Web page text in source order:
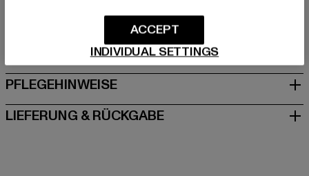
GRÖSSE & PASSFORM
PFLEGEHINWEISE
LIEFERUNG & RÜCKGABE
INDIVIDUAL SETTINGS
ACCEPT